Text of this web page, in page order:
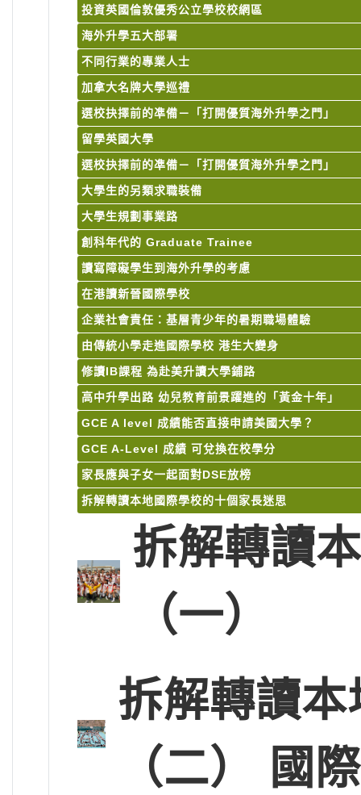
投資英國倫敦優秀公立學校校網區
海外升學五大部署
不同行業的專業人士
加拿大名牌大學巡禮
選校抉擇前的凖備－「打開優質海外升學之門」
留學英國大學
選校抉擇前的凖備－「打開優質海外升學之門」
大學生的另類求職裝備
大學生規劃事業路
創科年代的 Graduate Trainee
讀寫障礙學生到海外升學的考慮
在港讀新晉國際學校
企業社會責任：基層青少年的暑期職場體驗
由傳統小學走進國際學校 港生大變身
修讀IB課程 為赴美升讀大學鋪路
高中升學出路 幼兒教育前景躍進的「黃金十年」
GCE A level 成績能否直接申請美國大學？
GCE A-Level 成績 可兌換在校學分
家長應與子女一起面對DSE放榜
拆解轉讀本地國際學校的十個家長迷思
拆解轉讀
（一）
拆解轉讀
（二） 國